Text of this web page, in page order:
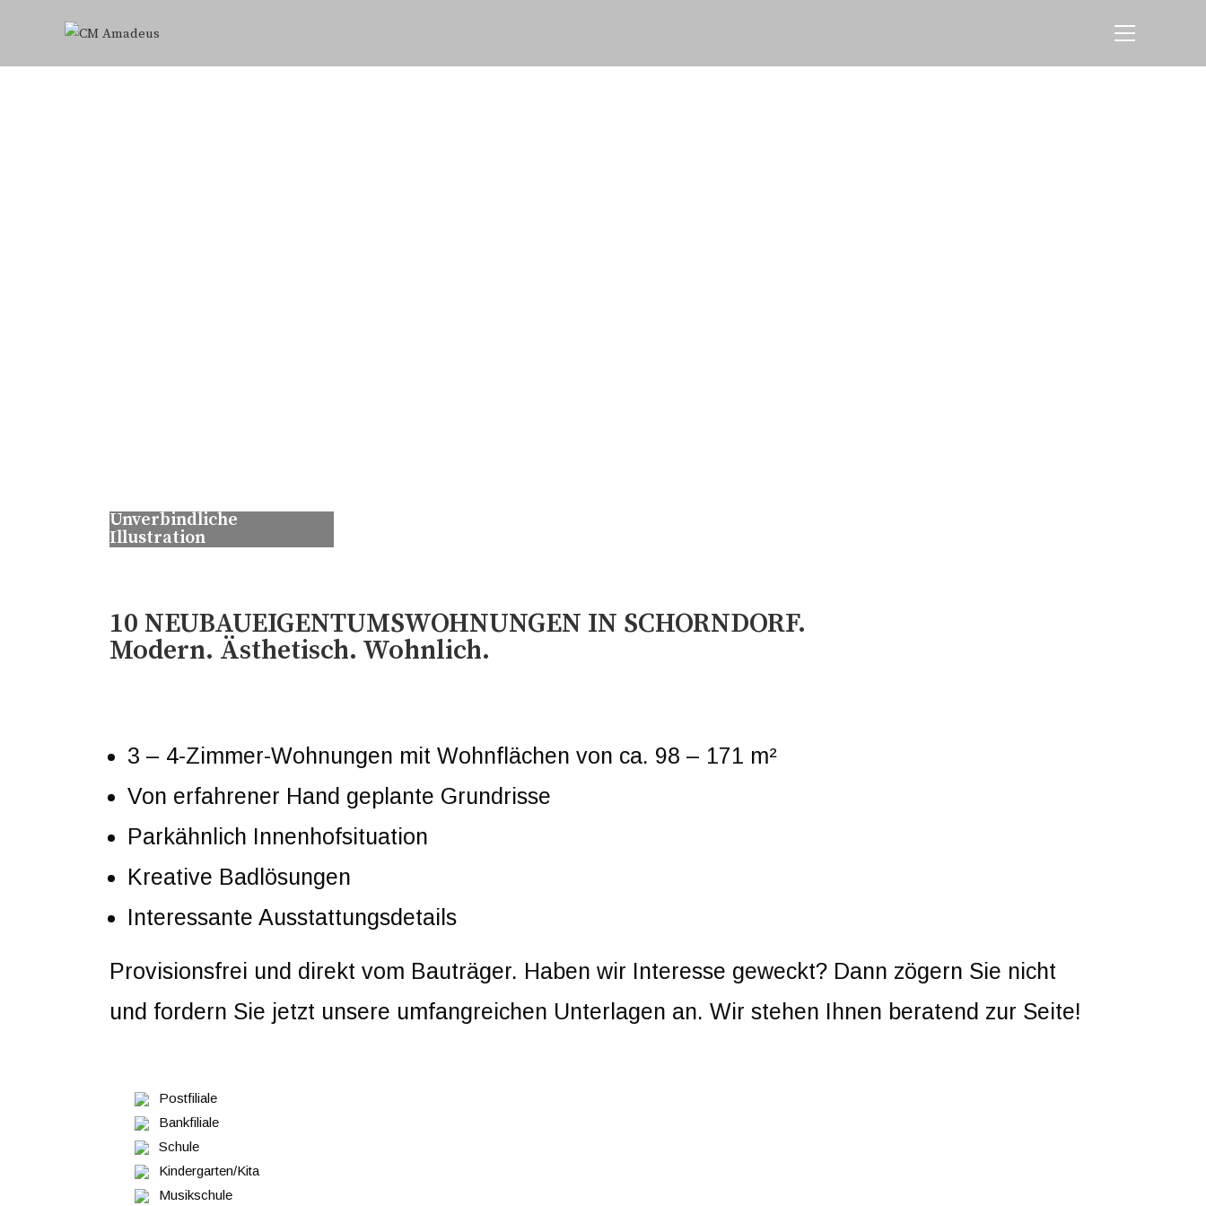
Unverbindliche
Illustration
10 NEUBAUEIGENTUMSWOHNUNGEN IN SCHORNDORF.
Modern. Ästhetisch. Wohnlich.
3 – 4-Zimmer-Wohnungen mit Wohnflächen von ca. 98 – 171 m²
Von erfahrener Hand geplante Grundrisse
Parkähnlich Innenhofsituation
Kreative Badlösungen
Interessante Ausstattungsdetails
Provisionsfrei und direkt vom Bauträger. Haben wir Interesse geweckt? Dann zögern Sie nicht
und fordern Sie jetzt unsere umfangreichen Unterlagen an. Wir stehen Ihnen beratend zur Seite!
Postfiliale
Bankfiliale
Schule
Kindergarten/Kita
Musikschule